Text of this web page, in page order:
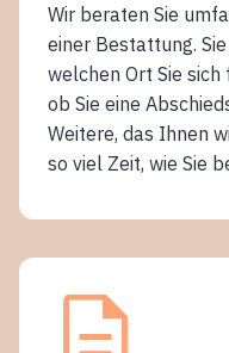
Wir beraten Sie
einer Bestattung.
welchen Ort Sie
ob Sie eine
Weitere, das Ihnen
so viel Zeit, wie Sie